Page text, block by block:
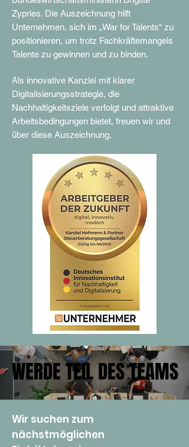
Zypries. Die Auszeichnung hilft
Unternehmen, sich im „War for Talents“ zu
positionieren, um trotz Fachkräftemangels
Talente zu gewinnen und zu binden.
Als innovative Kanzlei mit klarer
Digitalisierungsstrategie, die
Nachhaltigkeitsziele verfolgt und attraktive
Arbeitsbedingungen bietet, freuen wir und
über diese Auszeichnung.
WERDE TEIL DES TEAMS
WERDE TEIL DES TEAMS
Wir suchen zum
nächstmöglichen